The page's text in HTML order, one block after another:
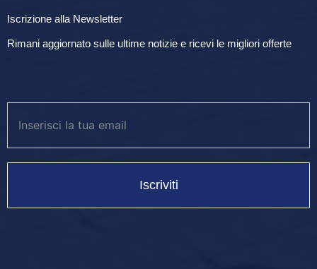
Iscrizione alla Newsletter
Rimani aggiornato sulle ultime notizie e ricevi le migliori offerte
Iscriviti